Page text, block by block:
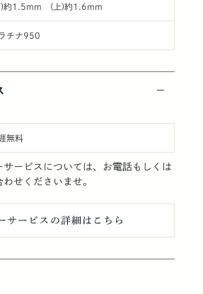
)約1.5mm (上)約1.6mm
チナ950
無料
ービスについては、お電話もしくは
せくださいませ。
サービスの詳細はこちら